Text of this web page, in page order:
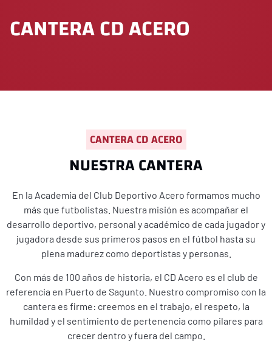
CANTERA CD ACERO
CANTERA CD ACERO
NUESTRA CANTERA
En la Academia del Club Deportivo Acero formamos mucho
más que futbolistas. Nuestra misión es acompañar el
desarrollo deportivo, personal y académico de cada jugador y
jugadora desde sus primeros pasos en el fútbol hasta su
plena madurez como deportistas y personas.
Con más de 100 años de historia, el CD Acero es el club de
referencia en Puerto de Sagunto. Nuestro compromiso con la
cantera es firme: creemos en el trabajo, el respeto, la
humildad y el sentimiento de pertenencia como pilares para
crecer dentro y fuera del campo.